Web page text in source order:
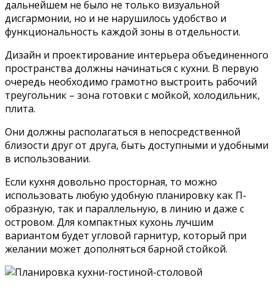
дальнейшем не было не только визуальной
дисгармонии, но и не нарушилось удобство и
функциональность каждой зоны в отдельности.
Дизайн и проектирование интерьера объединенного
пространства должны начинаться с кухни. В первую
очередь необходимо грамотно выстроить рабочий
треугольник – зона готовки с мойкой, холодильник,
плита.
Они должны располагаться в непосредственной
близости друг от друга, быть доступными и удобными
в использовании.
Если кухня довольно просторная, то можно
использовать любую удобную планировку как П-
образную, так и параллельную, в линию и даже с
островом. Для компактных кухонь лучшим
вариантом будет угловой гарнитур, который при
желании может дополняться барной стойкой.